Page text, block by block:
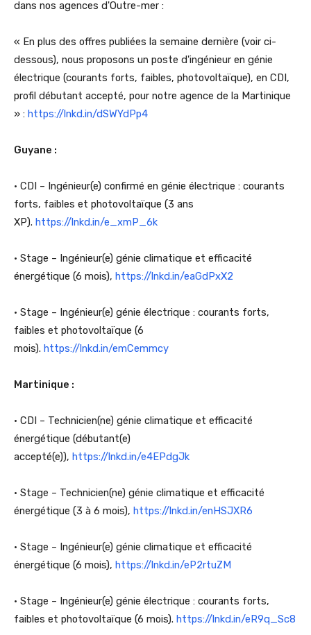
dans nos agences d'Outre-mer :
« En plus des offres publiées la semaine dernière (voir ci-
dessous), nous proposons un poste d'ingénieur en génie
électrique (courants forts, faibles, photovoltaïque), en CDI,
profil débutant accepté, pour notre agence de la Martinique
» : https://lnkd.in/dSWYdPp4
Guyane :
• CDI – Ingénieur(e) confirmé en génie électrique : courants
forts, faibles et photovoltaïque (3 ans
XP). https://lnkd.in/e_xmP_6k
• Stage – Ingénieur(e) génie climatique et efficacité
énergétique (6 mois), https://lnkd.in/eaGdPxX2
• Stage – Ingénieur(e) génie électrique : courants forts,
faibles et photovoltaïque (6
mois). https://lnkd.in/emCemmcy
Martinique :
• CDI – Technicien(ne) génie climatique et efficacité
énergétique (débutant(e)
accepté(e)), https://lnkd.in/e4EPdgJk
• Stage – Technicien(ne) génie climatique et efficacité
énergétique (3 à 6 mois), https://lnkd.in/enHSJXR6
• Stage – Ingénieur(e) génie climatique et efficacité
énergétique (6 mois), https://lnkd.in/eP2rtuZM
• Stage – Ingénieur(e) génie électrique : courants forts,
faibles et photovoltaïque (6 mois). https://lnkd.in/eR9q_Sc8